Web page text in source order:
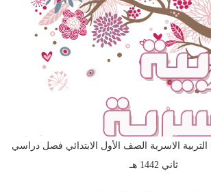
الاسرية الصف الأول الابتدائي فصل دراسي
ثاني 1442 هـ